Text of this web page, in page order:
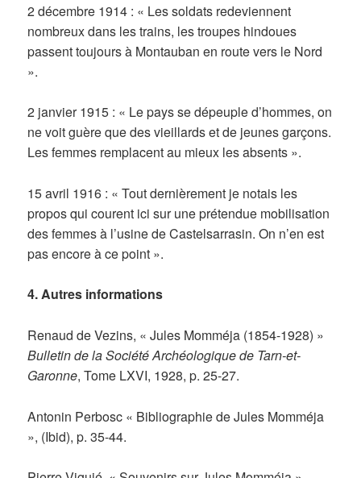
2 décembre 1914 : « Les soldats redeviennent
nombreux dans les trains, les troupes hindoues
passent toujours à Montauban en route vers le Nord
».
2 janvier 1915 : « Le pays se dépeuple d’hommes, on
ne voit guère que des vieillards et de jeunes garçons.
Les femmes remplacent au mieux les absents ».
15 avril 1916 : « Tout dernièrement je notais les
propos qui courent ici sur une prétendue mobilisation
des femmes à l’usine de Castelsarrasin. On n’en est
pas encore à ce point ».
4. Autres informations
Renaud de Vezins, « Jules Momméja (1854-1928) »
Bulletin de la Société Archéologique de Tarn-et-
Garonne, Tome LXVI, 1928, p. 25-27.
Antonin Perbosc « Bibliographie de Jules Momméja
», (Ibid), p. 35-44.